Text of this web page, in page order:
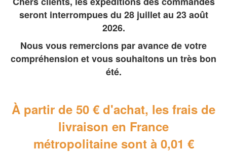
seront interrompues du 28 juillet au 23 août
2026.
Nous vous remercions par avance de votre
compréhension et vous souhaitons un très bon
été.
À partir de 50 € d'achat, les frais de
livraison en France
métropolitainesont à 0,01 €